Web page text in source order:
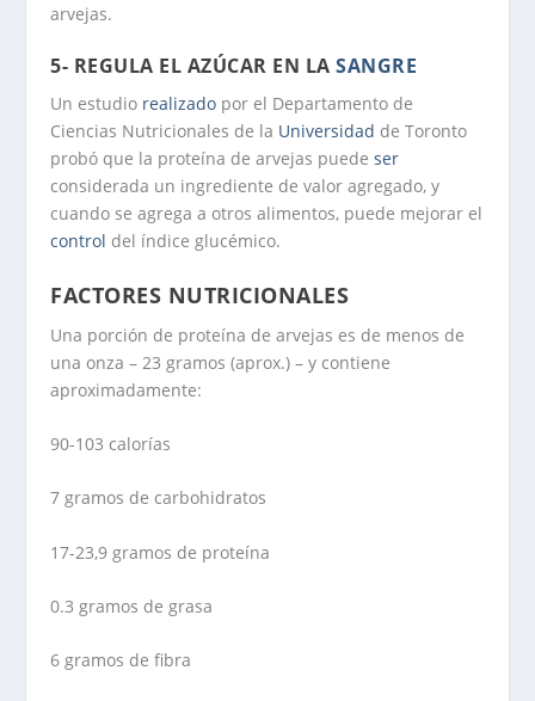
arvejas.
5- REGULA EL AZÚCAR EN LASANGRE
Un estudio realizado por el Departamento de
Ciencias Nutricionales de la Universidad de Toronto
probó que la proteína de arvejas puedeser
considerada un ingrediente de valor agregado, y
cuando se agrega a otros alimentos, puede mejorar el
control del índice glucémico.
FACTORES NUTRICIONALES
Una porción de proteína de arvejas es de menos de
una onza – 23 gramos (aprox.) – y contiene
aproximadamente:
90-103 calorías
7 gramos de carbohidratos
17-23,9 gramos de proteína
0.3 gramos de grasa
6 gramos de fibra